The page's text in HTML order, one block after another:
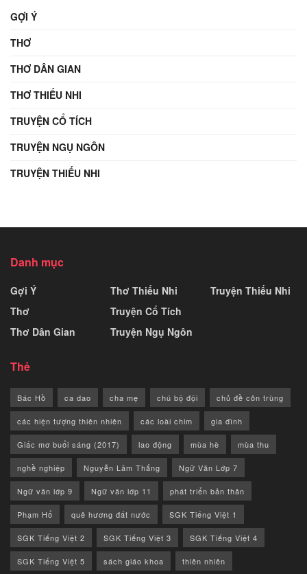
GỢI Ý
THƠ
THƠ DÂN GIAN
THƠ THIẾU NHI
TRUYỆN CỔ TÍCH
TRUYỆN NGỤ NGÔN
TRUYỆN THIẾU NHI
Danh mục
Gợi Ý
Thơ
Thơ Dân Gian
Thơ Thiếu Nhi
Truyện Cổ Tích
Truyện Ngụ Ngôn
Truyện Thiếu Nhi
Thẻ
Bác Hồ ca dao cha mẹ chú bộ đội chủ đề côn trùng
các hiện tượng thiên nhiên các loài chim gia đình
Giấc mơ buổi sáng (2017) lao động mùa hè mùa thu
nghề nghiệp Nguyễn Lãm Thắng Ngữ Văn Lớp 7
Ngữ văn lớp 9 Ngữ văn lớp 11 phát triển bản thân
Phạm Hổ quê hương đất nước SGK Tiếng Việt 1
SGK Tiếng Việt 2 SGK Tiếng Việt 3 SGK Tiếng Việt 4
SGK Tiếng Việt 5 sách giáo khoa thiên nhiên